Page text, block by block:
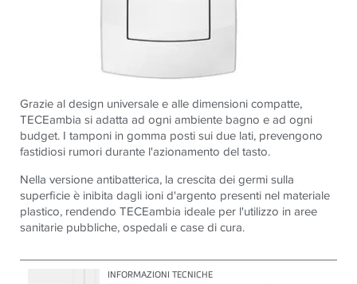
Grazie al design universale e alle dimensioni compatte,
TECEambia si adatta ad ogni ambiente bagno e ad ogni
budget. I tamponi in gomma posti sui due lati, prevengono
fastidiosi rumori durante l'azionamento del tasto.
Nella versione antibatterica, la crescita dei germi sulla
superficie è inibita dagli ioni d'argento presenti nel materiale
plastico, rendendo TECEambia ideale per l'utilizzo in aree
sanitarie pubbliche, ospedali e case di cura.
INFORMAZIONI TECNICHE